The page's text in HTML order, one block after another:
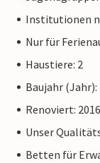
Institutionen
Nur für
Haustiere: 2
Baujahr (Jahr):
Renoviert: 2016
Unser
Betten für